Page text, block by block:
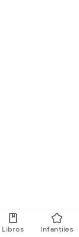
Libros Infantiles